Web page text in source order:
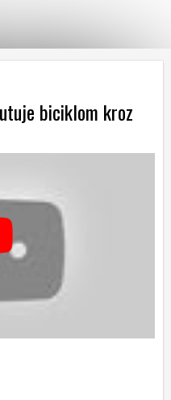
biciklom kroz